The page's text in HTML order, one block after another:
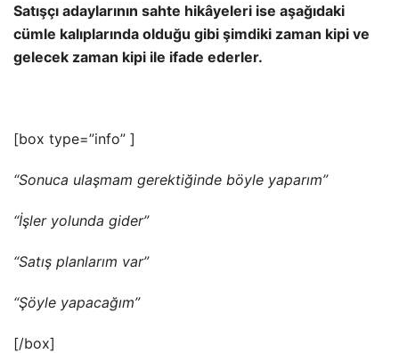
Satışçı adaylarının sahte hikâyeleri ise aşağıdaki
cümle kalıplarında olduğu gibi şimdiki zaman kipi ve
gelecek zaman kipi ile ifade ederler.
[box type=”info” ]
“Sonuca ulaşmam gerektiğinde böyle yaparım”
“İşler yolunda gider”
“Satış planlarım var”
“Şöyle yapacağım”
[/box]